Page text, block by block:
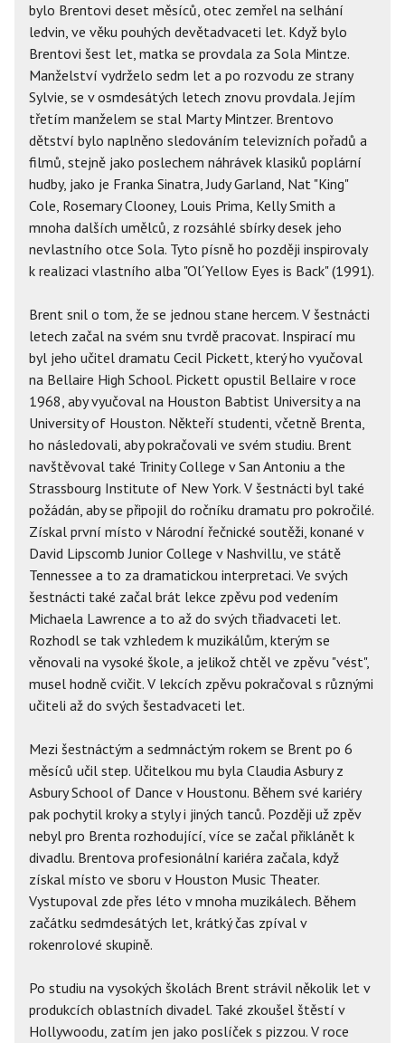
bylo Brentovi deset měsíců, otec zemřel na selhání
ledvin, ve věku pouhých devětadvaceti let. Když bylo
Brentovi šest let, matka se provdala za Sola Mintze.
Manželství vydrželo sedm let a po rozvodu ze strany
Sylvie, se v osmdesátých letech znovu provdala. Jejím
třetím manželem se stal Marty Mintzer. Brentovo
dětství bylo naplněno sledováním televizních pořadů a
filmů, stejně jako poslechem náhrávek klasiků poplární
hudby, jako je Franka Sinatra, Judy Garland, Nat "King"
Cole, Rosemary Clooney, Louis Prima, Kelly Smith a
mnoha dalších umělců, z rozsáhlé sbírky desek jeho
nevlastního otce Sola. Tyto písně ho později inspirovaly
k realizaci vlastního alba "Ol´Yellow Eyes is Back" (1991).
Brent snil o tom, že se jednou stane hercem. V šestnácti
letech začal na svém snu tvrdě pracovat. Inspirací mu
byl jeho učitel dramatu Cecil Pickett, který ho vyučoval
na Bellaire High School. Pickett opustil Bellaire v roce
1968, aby vyučoval na Houston Babtist University a na
University of Houston. Někteří studenti, včetně Brenta,
ho následovali, aby pokračovali ve svém studiu. Brent
navštěvoval také Trinity College v San Antoniu a the
Strassbourg Institute of New York. V šestnácti byl také
požádán, aby se připojil do ročníku dramatu pro pokročilé.
Získal první místo v Národní řečnické soutěži, konané v
David Lipscomb Junior College v Nashvillu, ve státě
Tennessee a to za dramatickou interpretaci. Ve svých
šestnácti také začal brát lekce zpěvu pod vedením
Michaela Lawrence a to až do svých třiadvaceti let.
Rozhodl se tak vzhledem k muzikálům, kterým se
věnovali na vysoké škole, a jelikož chtěl ve zpěvu "vést",
musel hodně cvičit. V lekcích zpěvu pokračoval s různými
učiteli až do svých šestadvaceti let.
Mezi šestnáctým a sedmnáctým rokem se Brent po 6
měsíců učil step. Učitelkou mu byla Claudia Asbury z
Asbury School of Dance v Houstonu. Během své kariéry
pak pochytil kroky a styly i jiných tanců. Později už zpěv
nebyl pro Brenta rozhodující, více se začal přiklánět k
divadlu. Brentova profesionální kariéra začala, když
získal místo ve sboru v Houston Music Theater.
Vystupoval zde přes léto v mnoha muzikálech. Během
začátku sedmdesátých let, krátký čas zpíval v
rokenrolové skupině.
Po studiu na vysokých školách Brent strávil několik let v
produkcích oblastních divadel. Také zkoušel štěstí v
Hollywoodu, zatím jen jako poslíček s pizzou. V roce